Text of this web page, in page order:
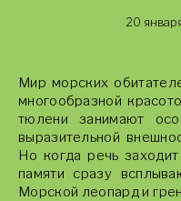
20
Мир морских
многообразной
тюлени занимают
выразительной
Но когда речь
памяти сразу
Морской леопард и